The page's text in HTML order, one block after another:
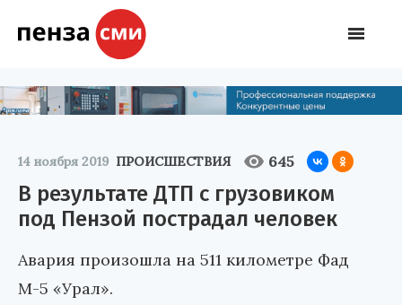
14 ноября 2019 ПРОИСШЕСТВИЯ 645
В результате ДТП с грузовиком
под Пензой пострадал человек
Авария произошла на 511 километре Фад
М-5 «Урал».